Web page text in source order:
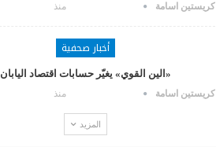
كريستين اسامة منذ
أخبار صحفية
«الين القوي» يغيّر حسابات اقتصاد اليابان
كريستين اسامة منذ
المزيد